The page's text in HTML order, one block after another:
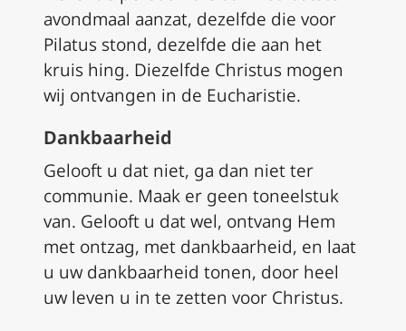
avondmaal aanzat, dezelfde die voor
Pilatus stond, dezelfde die aan het
kruis hing. Diezelfde Christus mogen
wij ontvangen in de Eucharistie.
Dankbaarheid
Gelooft u dat niet, ga dan niet ter
communie. Maak er geen toneelstuk
van. Gelooft u dat wel, ontvang Hem
met ontzag, met dankbaarheid, en laat
u uw dankbaarheid tonen, door heel
uw leven u in te zetten voor Christus.